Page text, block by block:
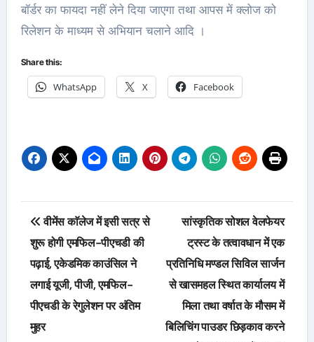
बॉर्डर का फायदा नहीं लेने दिया जाएगा तथा आपस में क्लोज को
रिलेशन के माध्यम से अभियान चलाने आदि ।
Share this:
WhatsApp X Facebook
Post
navigation
वीमेंस काॅलेज में इसी सत्र से
शुरू होगी एमफिल-पीएचडी की
पढ़ाई, एकेडमिक काउंसिल ने
लगाई यूजी, पीजी, एमफिल-
पीएचडी के रेगुलेशन पर अंतिम
मुहर
सांस्कृतिक सोशल वेलफेयर
ट्रस्ट के तत्वावधान में एक
प्रतिनिधि मण्डल सिविल सार्जन
से खासमहल स्थित कार्यालय में
मिला तथा वर्षात के मौसम में
बिलिचिंग पाउडर छिड़काव करने